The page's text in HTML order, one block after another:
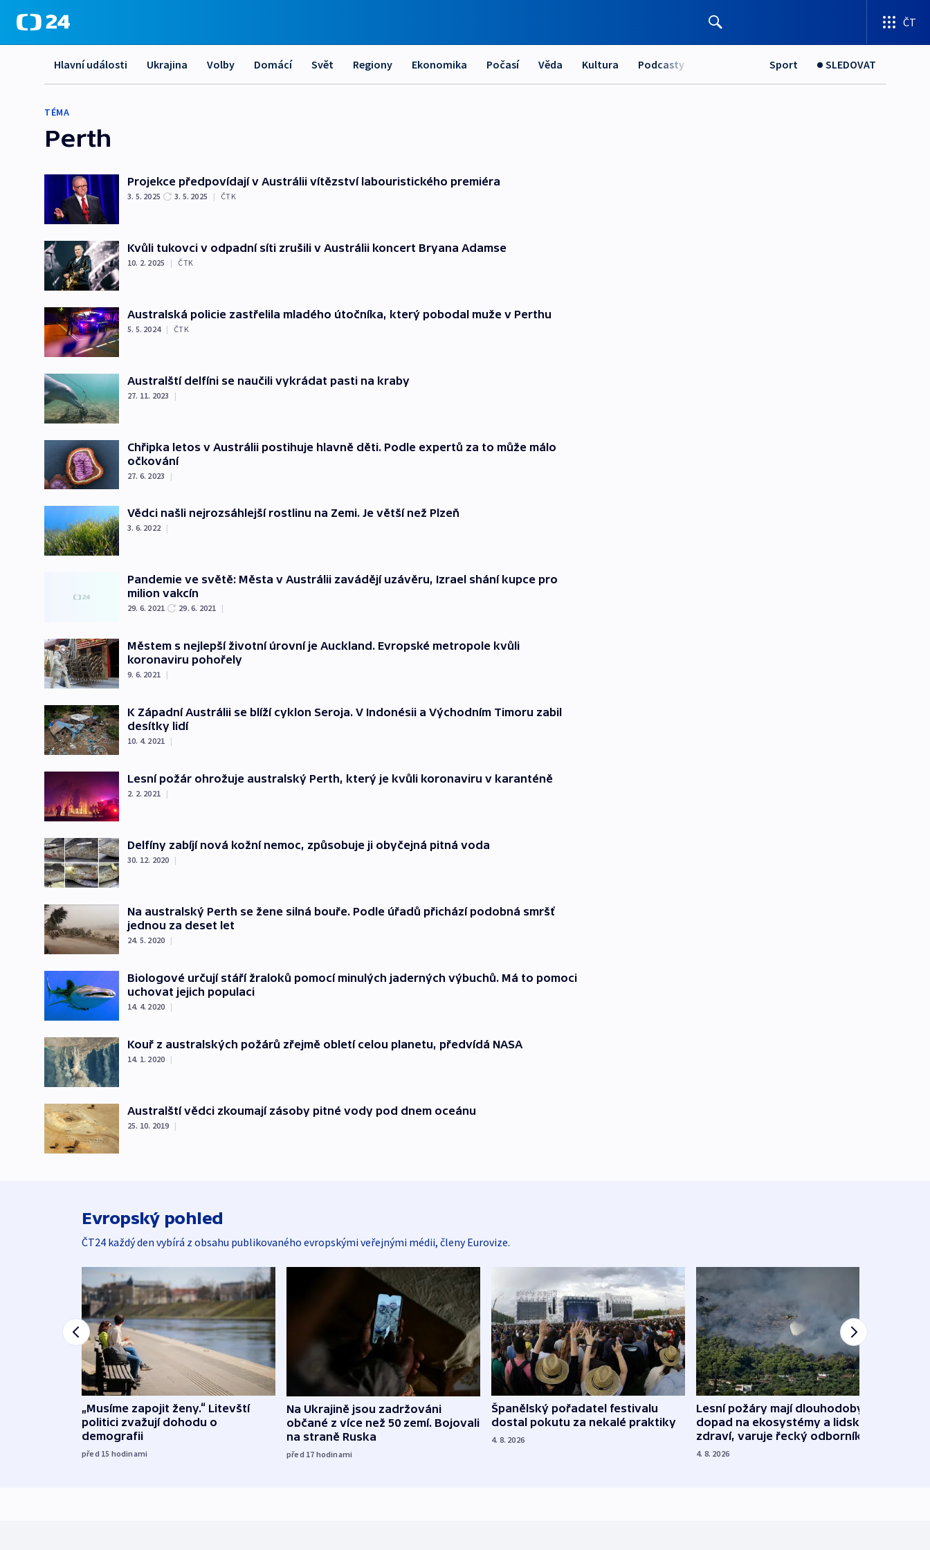
ČT
Hlavní události Ukrajina Volby Domácí Svět Regiony Ekonomika Počasí Věda Kultura Podcasty Sport SLEDOVAT
TÉMA
Perth
Projekce předpovídají v Austrálii vítězství labouristického premiéra
3. 5. 2025 3. 5. 2025 | ČTK
Kvůli tukovci v odpadní síti zrušili v Austrálii koncert Bryana Adamse
10. 2. 2025 | ČTK
Australská policie zastřelila mladého útočníka, který pobodal muže v Perthu
5. 5. 2024 | ČTK
Australští delfíni se naučili vykrádat pasti na kraby
27. 11. 2023 |
Chřipka letos v Austrálii postihuje hlavně děti. Podle expertů za to může málo
očkování
27. 6. 2023 |
Vědci našli nejrozsáhlejší rostlinu na Zemi. Je větší než Plzeň
3. 6. 2022 |
Pandemie ve světě: Města v Austrálii zavádějí uzávěru, Izrael shání kupce pro
milion vakcín
29. 6. 2021 29. 6. 2021 |
Městem s nejlepší životní úrovní je Auckland. Evropské metropole kvůli
koronaviru pohořely
9. 6. 2021 |
K Západní Austrálii se blíží cyklon Seroja. V Indonésii a Východním Timoru zabil
desítky lidí
10. 4. 2021 |
Lesní požár ohrožuje australský Perth, který je kvůli koronaviru v karanténě
2. 2. 2021 |
Delfíny zabíjí nová kožní nemoc, způsobuje ji obyčejná pitná voda
30. 12. 2020 |
Na australský Perth se žene silná bouře. Podle úřadů přichází podobná smršť
jednou za deset let
24. 5. 2020 |
Biologové určují stáří žraloků pomocí minulých jaderných výbuchů. Má to pomoci
uchovat jejich populaci
14. 4. 2020 |
Kouř z australských požárů zřejmě obletí celou planetu, předvídá NASA
14. 1. 2020 |
Australští vědci zkoumají zásoby pitné vody pod dnem oceánu
25. 10. 2019 |
Evropský pohled
ČT24 každý den vybírá z obsahu publikovaného evropskými veřejnými médii, členy Eurovize.
„Musíme zapojit ženy.“ Litevští
politici zvažují dohodu o
demografii
před 15 hodinami
Na Ukrajině jsou zadržováni
občané z více než 50 zemí. Bojovali
na straně Ruska
před 17 hodinami
Španělský pořadatel festivalu
dostal pokutu za nekalé praktiky
4. 8. 2026
Lesní požáry mají dlouhodobý
dopad na ekosystémy a lidské
zdraví, varuje řecký odborník
4. 8. 2026